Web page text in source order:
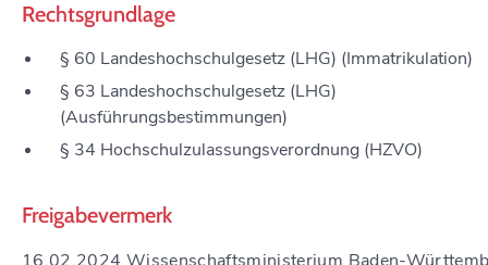
Rechtsgrundlage
§ 60 Landeshochschulgesetz (LHG) (Immatrikulation)
§ 63 Landeshochschulgesetz (LHG)
(Ausführungsbestimmungen)
§ 34 Hochschulzulassungsverordnung (HZVO)
Freigabevermerk